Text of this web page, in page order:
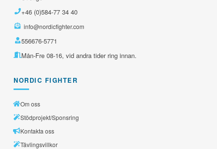
+46 (0)584-77 34 40
info@nordicfighter.com
556676-5771
Mån-Fre 08-16, vid andra tider ring innan.
NORDIC FIGHTER
Om oss
Stödprojekt/Sponsring
Kontakta oss
Tävlingsvillkor